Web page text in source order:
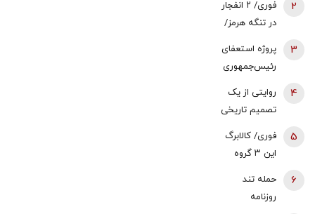
بلافاصله به
ملاقات رهبری
رفت/ واکنش
رهبر شهید
انقلاب چه بود؟
فوری/ ۲ انفجار
در تنگه هرمز/
عبور از تنگه
بود/ خدمه و
کشتی در
سلامت هستند
2
پروژه استعفای
رئیس‌جمهوری
تندروها/ آنها
می خواهند
سعید جلیلی را
به ریاست
3
روایتی از یک
تصمیم تاریخی
| قطعنامه 598
بر اساس چه
واقعیت‌هایی
پذیرفته شد؟ |
پیام تجربه
4
فوری/ کالابرگ
این ۳ گروه
5
حمله تند
روزنامه
6